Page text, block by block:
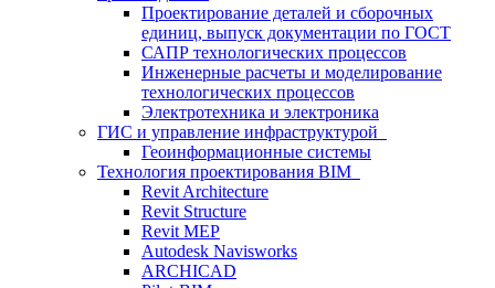
Проектирование деталей и сборочных
единиц, выпуск документации по ГОСТ
САПР технологических процессов
Инженерные расчеты и моделирование
технологических процессов
Электротехника и электроника
ГИС и управление инфраструктурой
Геоинформационные системы
Технология проектирования BIM
Revit Architecture
Revit Structure
Revit MEP
Autodesk Navisworks
ARCHICAD